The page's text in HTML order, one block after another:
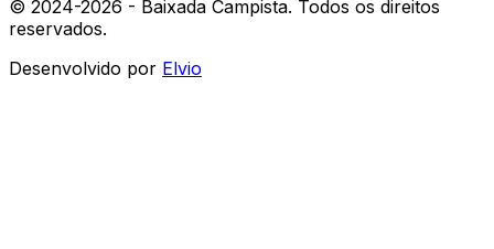
© 2024-2026 - Baixada Campista. Todos os direitos
reservados.
Desenvolvido por Elvio